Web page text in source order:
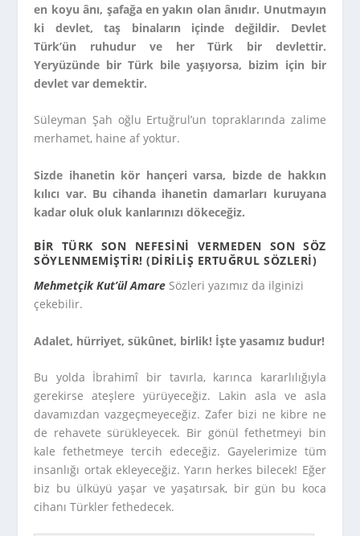
en koyu ânı, şafağa en yakın olan ânıdır. Unutmayın
ki devlet, taş binaların içinde değildir. Devlet
Türk’ün ruhudur ve her Türk bir devlettir.
Yeryüzünde bir Türk bile yaşıyorsa, bizim için bir
devlet var demektir.
Süleyman Şah oğlu Ertuğrul’un topraklarında zalime
merhamet, haine af yoktur.
Sizde ihanetin kör hançeri varsa, bizde de hakkın
kılıcı var. Bu cihanda ihanetin damarları kuruyana
kadar oluk oluk kanlarınızı dökeceğiz.
BIR TÜRK SON NEFESINI VERMEDEN SON SÖZ
SÖYLENMEMIŞTIR! (DIRILIŞ ERTUĞRUL SÖZLERI)
Mehmetçik Kut’ül Amare Sözleri yazımız da ilginizi
çekebilir.
Adalet, hürriyet, sükûnet, birlik! İşte yasamız budur!
Bu yolda İbrahimî bir tavırla, karınca kararlılığıyla
gerekirse ateşlere yürüyeceğiz. Lakin asla ve asla
davamızdan vazgeçmeyeceğiz. Zafer bizi ne kibre ne
de rehavete sürükleyecek. Bir gönül fethetmeyi bin
kale fethetmeye tercih edeceğiz. Gayelerimize tüm
insanlığı ortak ekleyeceğiz. Yarın herkes bilecek! Eğer
biz bu ülküyü yaşar ve yaşatırsak, bir gün bu koca
cihanı Türkler fethedecek.